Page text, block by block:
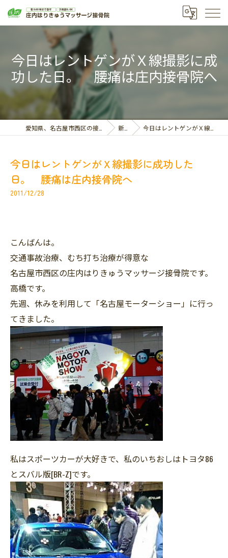
今日はレントゲンがＸ線撮影に成
功した日。 腰痛は庄内接骨院へ
新着情報 今日はレントゲンがＸ線撮影に成功した日。 腰痛は庄内接骨院へ
今日はレントゲンがＸ線撮影に成功した
日。 腰痛は庄内接骨院へ
2011/12/28
こんばんは。
交通事故治療、むち打ち治療が得意な
名古屋市西区の庄内はりきゅうマッサージ接骨院です。
高橋です。
先週、休みを利用して「名古屋モーターショー」に行っ
てきました。
私はスポーツカーが大好きで、私のいちおしはトヨタ86
とスバル版[BR-Z]です。